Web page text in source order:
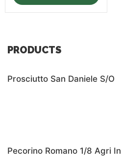
PRODUCTS
Prosciutto San Daniele S/o
Pecorino Romano 1/8 Agri In